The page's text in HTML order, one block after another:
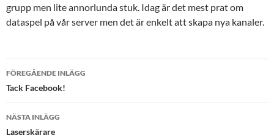
grupp men lite annorlunda stuk. Idag är det mest prat om
dataspel på vår server men det är enkelt att skapa nya kanaler.
Inläggsnavigering
FÖREGÅENDE INLÄGG
Tack Facebook!
NÄSTA INLÄGG
Laserskärare